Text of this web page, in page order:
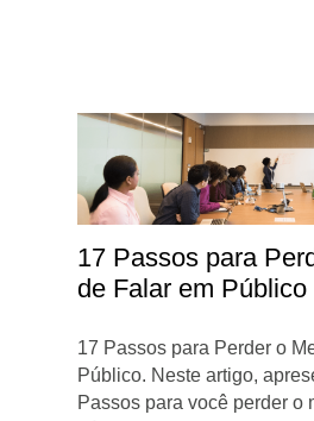
17 Passos para
de Falar em Público
17 Passos para Perder o
Público. Neste artigo,
Passos para você perder o